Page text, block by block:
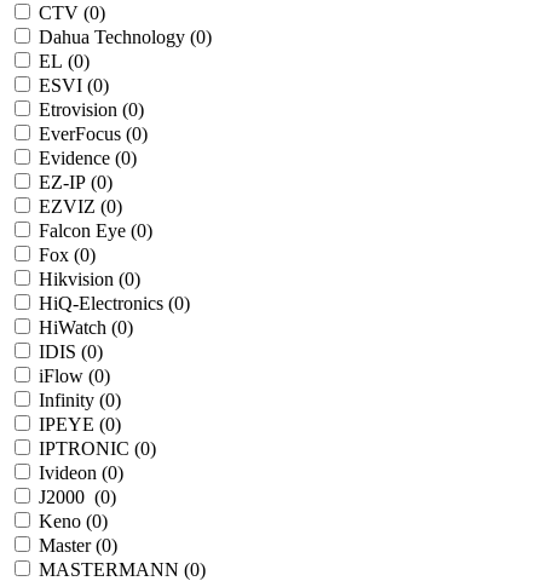
CTV (0)
Dahua Technology (0)
EL (0)
ESVI (0)
Etrovision (0)
EverFocus (0)
Evidence (0)
EZ-IP (0)
EZVIZ (0)
Falcon Eye (0)
Fox (0)
Hikvision (0)
HiQ-Electronics (0)
HiWatch (0)
IDIS (0)
iFlow (0)
Infinity (0)
IPEYE (0)
IPTRONIC (0)
Ivideon (0)
J2000 (0)
Keno (0)
Master (0)
MASTERMANN (0)